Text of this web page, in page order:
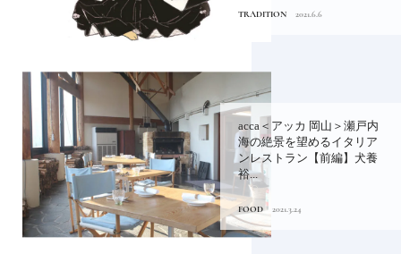
TRADITION 2021.6.6
acca＜アッカ 岡山＞瀬戸内
海の絶景を望めるイタリア
ンレストラン【前編】犬養
裕...
FOOD 2021.3.24